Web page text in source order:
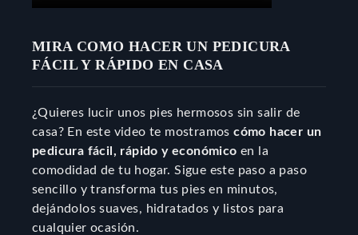
MIRA COMO HACER UN PEDICURA
FÁCIL Y RÁPIDO EN CASA
¿Quieres lucir unos pies hermosos sin salir de
casa? En este video te mostramoscómo hacer un
pedicura fácil, rápido y económico en la
comodidad de tu hogar. Sigue este paso a paso
sencillo y transforma tus pies en minutos,
dejándolos suaves, hidratados y listos para
cualquier ocasión.